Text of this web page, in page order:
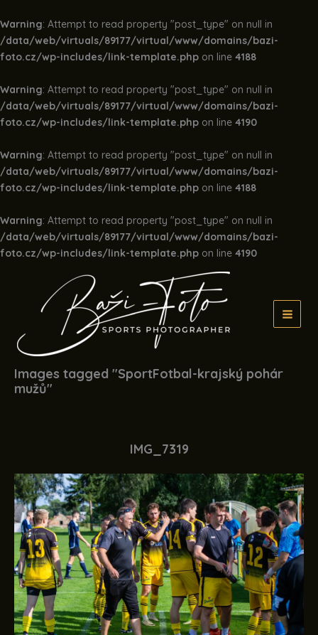
Warning: Attempt to read property "post_type" on null in
/data/web/virtuals/89177/virtual/www/domains/bazi-
foto.cz/wp-includes/link-template.php on line 4188
Warning: Attempt to read property "post_type" on null in
/data/web/virtuals/89177/virtual/www/domains/bazi-
foto.cz/wp-includes/link-template.php on line 4190
Warning: Attempt to read property "post_type" on null in
/data/web/virtuals/89177/virtual/www/domains/bazi-
foto.cz/wp-includes/link-template.php on line 4188
Warning: Attempt to read property "post_type" on null in
/data/web/virtuals/89177/virtual/www/domains/bazi-
foto.cz/wp-includes/link-template.php on line 4190
Images tagged "SportFotbal-krajský pohár
mužů"
IMG_7319